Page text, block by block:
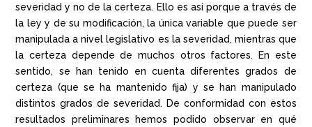
severidad y no de la certeza. Ello es así porque a través de
la ley y de su modificación, la única variable que puede ser
manipulada a nivel legislativo es la severidad, mientras que
la certeza depende de muchos otros factores. En este
sentido, se han tenido en cuenta diferentes grados de
certeza (que se ha mantenido fija) y se han manipulado
distintos grados de severidad. De conformidad con estos
resultados preliminares hemos podido observar en qué